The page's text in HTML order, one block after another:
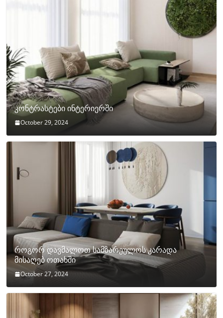
კონტრასტები ინტერიერში
October 29, 2024
როგორ დავმალოთ სამზარეულოს კარადა
მისაღებ ოთახში
October 27, 2024